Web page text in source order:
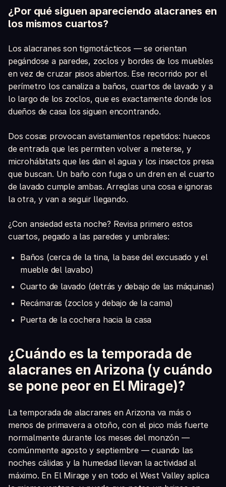
¿Por qué siguen apareciendo alacranes en
los mismos cuartos?
Los alacranes son tigmotácticos — se orientan
pegándose a paredes, zoclos y bordes de los muebles
en vez de cruzar pisos abiertos. Ese recorrido por el
perímetro los canaliza a baños, cuartos de lavado y a
lo largo de los zoclos, que es exactamente donde los
dueños de casa los siguen encontrando.
Dos cosas provocan avistamientos repetidos: huecos
de entrada que les permiten volver a meterse, y
microhábitats que les dan el agua y los insectos presa
que buscan. Un baño con fuga o un dren en el cuarto
de lavado cumple ambas. Arreglas una cosa e ignoras
la otra, y van a seguir llegando.
¿Con ansiedad esta noche? Revisa primero estos
cuartos, pegado a las paredes y umbrales:
Baños (cerca de la tina, la base del excusado y el
mueble del lavabo)
Cuarto de lavado (detrás y debajo de las máquinas)
Recámaras (zoclos y debajo de la cama)
Puerta de la cochera hacia la casa
¿Cuándo es la temporada de
alacranes en Arizona (y cuándo
se pone peor en El Mirage)?
La temporada de alacranes en Arizona va más o
menos de primavera a otoño, con el pico más fuerte
normalmente durante los meses del monzón —
comúnmente agosto y septiembre — cuando las
noches cálidas y la humedad llevan la actividad al
máximo. En El Mirage y en todo el West Valley aplica